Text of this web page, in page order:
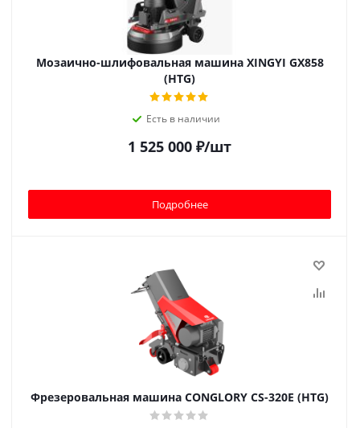
Мозаично-шлифовальная машина XINGYI GX858
(HTG)
Есть в наличии
1 525 000 ₽/шт
Подробнее
Фрезеровальная машина CONGLORY CS-320E (HTG)